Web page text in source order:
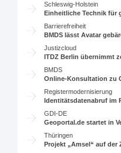
Schleswig-Holstein
Einheitliche Technik für
Barrierefreiheit
BMDS lässt Avatar
Justizcloud
ITDZ Berlin übernimmt
BMDS
Online-Konsultation zu
Registermodernisierung
Identitätsdatenabruf im
GDI-DE
Geoportal.de startet in
Thüringen
Projekt „Amsel“ auf der